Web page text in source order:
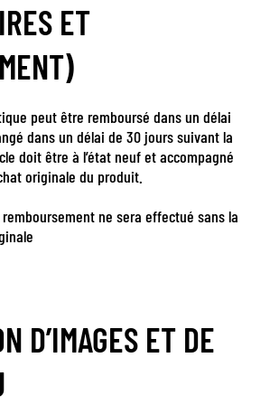
ET
peut être remboursé dans un délai
dans un délai de 30 jours suivant la
doit être à l’état neuf et accompagné
originale du produit.
ne sera effectué sans la
D’IMAGES ET DE